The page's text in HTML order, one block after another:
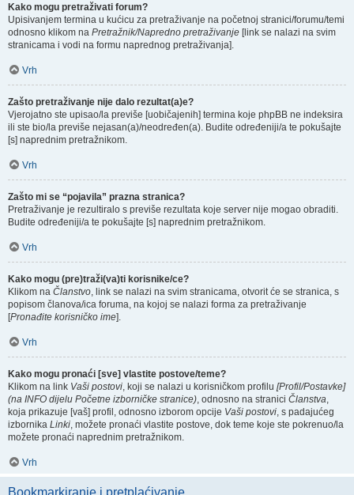
Kako mogu pretraživati forum?
Upisivanjem termina u kućicu za pretraživanje na početnoj stranici/forumu/temi
odnosno klikom na Pretražnik/Napredno pretraživanje [link se nalazi na svim
stranicama i vodi na formu naprednog pretraživanja].
Vrh
Zašto pretraživanje nije dalo rezultat(a)e?
Vjerojatno ste upisao/la previše [uobičajenih] termina koje phpBB ne indeksira
ili ste bio/la previše nejasan(a)/neodređen(a). Budite određeniji/a te pokušajte
[s] naprednim pretražnikom.
Vrh
Zašto mi se “pojavila” prazna stranica?
Pretraživanje je rezultiralo s previše rezultata koje server nije mogao obraditi.
Budite određeniji/a te pokušajte [s] naprednim pretražnikom.
Vrh
Kako mogu (pre)traži(va)ti korisnike/ce?
Klikom na Članstvo, link se nalazi na svim stranicama, otvorit će se stranica, s
popisom članova/ica foruma, na kojoj se nalazi forma za pretraživanje
[Pronađite korisničko ime].
Vrh
Kako mogu pronaći [sve] vlastite postove/teme?
Klikom na link Vaši postovi, koji se nalazi u korisničkom profilu [Profil/Postavke]
(na INFO dijelu Početne izborničke stranice), odnosno na stranici Članstva,
koja prikazuje [vaš] profil, odnosno izborom opcije Vaši postovi, s padajućeg
izbornika Linki, možete pronaći vlastite postove, dok teme koje ste pokrenuo/la
možete pronaći naprednim pretražnikom.
Vrh
Bookmarkiranje i pretplaćivanje